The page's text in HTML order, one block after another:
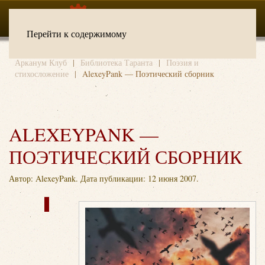
Перейти к содержимому
Арканум Клуб Библиотека Таранта
Поэзия и
стихосложение
AlexeyPank — Поэтический сборник
ALEXEYPANK —
ПОЭТИЧЕСКИЙ СБОРНИК
Автор: AlexeyPank. Дата публикации: 12 июня 2007.